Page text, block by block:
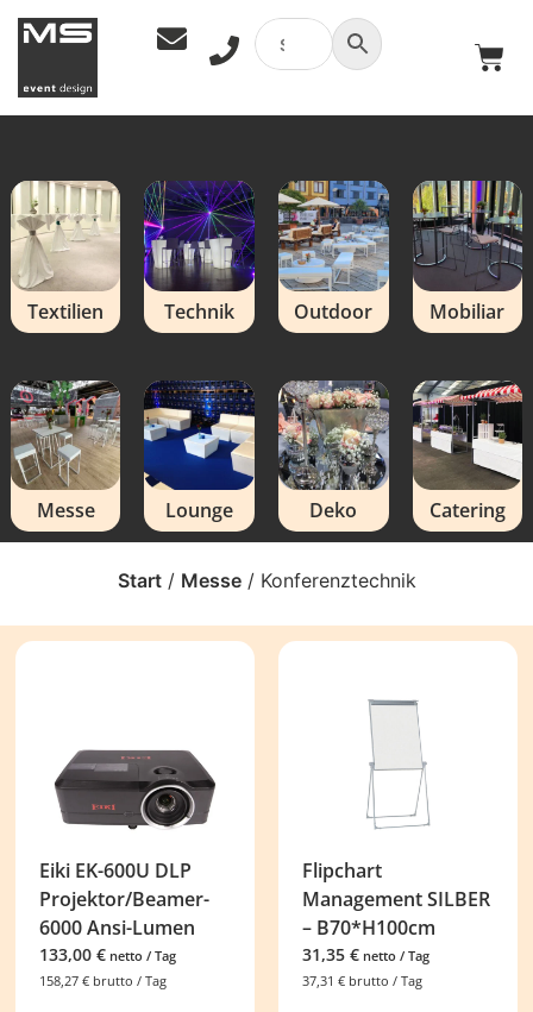
Textilien Technik Outdoor Mobiliar
Messe Lounge Deko Catering
Start/ Messe/ Konferenztechnik
Eiki EK-600U DLP
Projektor/Beamer-
6000 Ansi-Lumen
133,00€ netto / Tag
158,27€ brutto / Tag
Flipchart
Management SILBER
– B70*H100cm
31,35 € netto / Tag
37,31 € brutto / Tag